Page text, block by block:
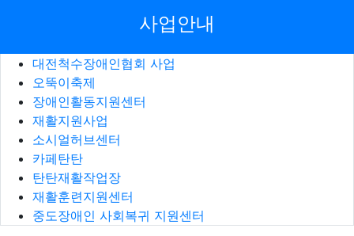
사업안내
대전척수장애인협회 사업
오뚝이축제
장애인활동지원센터
재활지원사업
소시얼허브센터
카페탄탄
탄탄재활작업장
재활훈련지원센터
중도장애인 사회복귀 지원센터